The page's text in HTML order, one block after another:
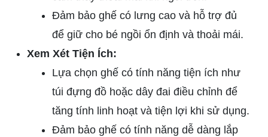
Đảm bảo ghế có lưng cao và hỗ trợ đủ
để giữ cho bé ngồi ổn định và thoải mái.
Xem Xét Tiện Ích:
Lựa chọn ghế có tính năng tiện ích như
túi đựng đồ hoặc dây đai điều chỉnh để
tăng tính linh hoạt và tiện lợi khi sử dụng.
Đảm bảo ghế có tính năng dễ dàng lắp